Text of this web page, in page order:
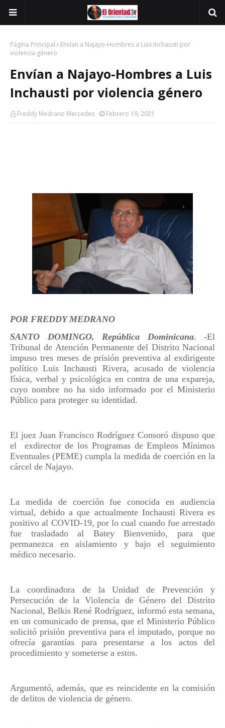
Página Principal
Envían a Najayo-Hombres a Luis Inchausti por
violencia género
Envían a Najayo-Hombres a Luis
Inchausti por violencia género
Freddy Medrano Mercedes Febrero 19, 2021
POR FREDDY MEDRANO
SANTO DOMINGO, República Dominicana. -El
Tribunal de Atención Permanente del Distrito Nacional
impuso tres meses de prisión preventiva al exdirigente
político Luis Inchausti Rivera, acusado de violencia
física, verbal y psicológica en contra de una expareja,
cuyo nombre no ha sido informado por el Ministerio
Público para proteger su identidad.
El juez Juan Francisco Rodríguez Consoró dispuso que
el exdirector de los Programas de Empleos Mínimos
Eventuales (PEME) cumpla la medida de coerción en la
cárcel de Najayo.
La medida de coerción fue conocida en audiencia
virtual, debido a que actualmente Inchausti Rivera es
positivo al COVID-19, por lo cual cuando fue arrestado
fue trasladado al Batey Bienvenido, para que
permanezca en aislamiento y bajo el seguimiento
médico necesario.
La coordinadora de la Unidad de Prevención y
Persecución de la Violencia de Género del Distrito
Nacional, Belkis René Rodríguez, informó esta semana,
en un comunicado de prensa, que el Ministerio Público
solicitó prisión preventiva para el imputado, porque no
ofrecía garantías para presentarse a los actos del
procedimiento y someterse a estos.
Argumentó, además, que es reincidente en la comisión
de delitos de violencia de género.